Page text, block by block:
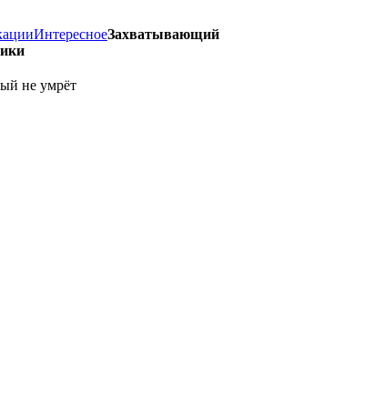
ИнтересноеЗахватывающий